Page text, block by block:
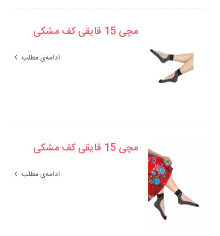
مچی 15 قایقی کف مشکی
ادامه‌ی مطلب
مچی 15 قایقی کف مشکی
ادامه‌ی مطلب